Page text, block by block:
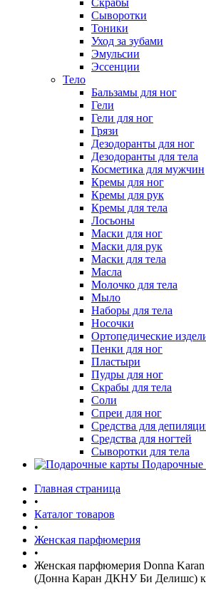
Скрабы
Сыворотки
Тоники
Уход за зубами
Эмульсии
Эссенции
Тело
Бальзамы для ног
Гели
Гели для ног
Грязи
Дезодоранты для ног
Дезодоранты для тела
Косметика для мужчин
Кремы для ног
Кремы для рук
Кремы для тела
Лосьоны
Маски для ног
Маски для рук
Маски для тела
Масла
Молочко для тела
Мыло
Наборы для тела
Носочки
Ортопедические
Пенки для ног
Пластыри
Пудры для ног
Скрабы для тела
Соли
Спреи для ног
Средства для
Средства для ногтей
Сыворотки для тела
Подарочные
Главная страница
•
Каталог товаров
•
Женская парфюмерия
•
Женская парфюмерия Donna
(Донна Каран ДКНУ Би Делишс)